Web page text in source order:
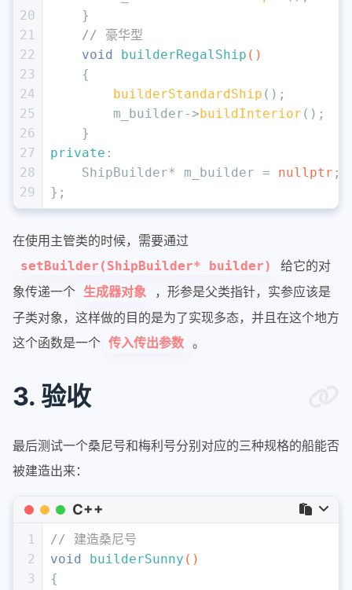
20
21
22
23
24
25
26
27
28
29
    }
// 豪华型
void
builderRegalShip ()
{
builderStandardShip ();
        m_builder->
buildInterior ();
    }
private :
    ShipBuilder* m_builder =
nullptr ;
};
在使用主管类的时候，需要通过
setBuilder(ShipBuilder* builder)
给它的对
象传递一个 生成器对象
，形参是父类指针，实参应该是
子类对象，这样做的目的是为了实现多态，并且在这个地方
这个函数是一个 传入传出参数 。
3. 验收
最后测试一个桑尼号和梅利号分别对应的三种规格的船能否
被建造出来：
C++
1
2
3
// 建造桑尼号
void
builderSunny ()
{